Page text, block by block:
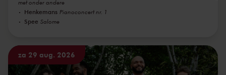
met onder andere
Henkemans Pianoconcert nr. 1
Spee Salome
za 29 aug. 2026